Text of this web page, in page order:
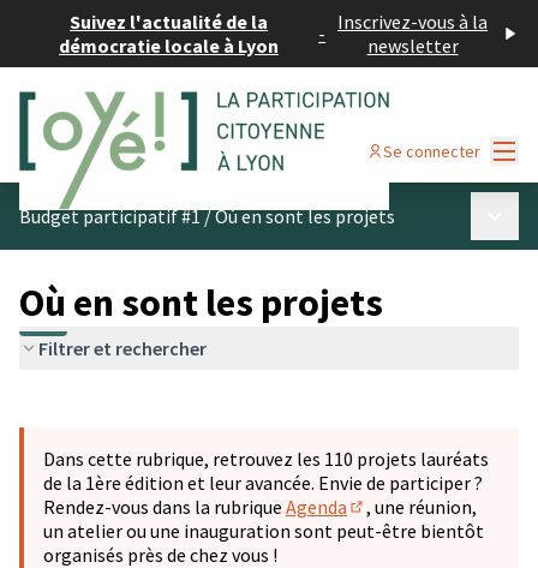
Suivez l'actualité de la
démocratie locale à Lyon
- Inscrivez-vous à la
newsletter
Se connecter
Budget participatif #1/Où en sont les projets
Où en sont les projets
Filtrer et rechercher
−
Dans cette rubrique, retrouvez les 110 projets lauréats
de la 1ère édition et leur avancée. Envie de participer ?
Rendez-vous dans la rubrique Agenda
(S'ouvre dans un
, une réunion,
un atelier ou une inauguration sont peut-être bientôt
organisés près de chez vous !